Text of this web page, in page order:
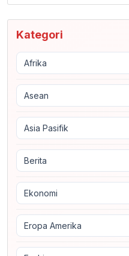
Kategori
Afrika
Asean
Asia Pasifik
Berita
Ekonomi
Eropa Amerika